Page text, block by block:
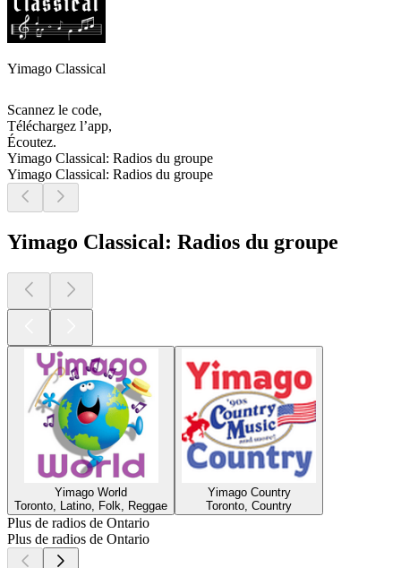
Yimago Classical
Scannez le code,
Téléchargez l’app,
Écoutez.
Yimago Classical: Radios du groupe
Yimago Classical: Radios du groupe
Yimago Classical: Radios du groupe
Yimago World
Toronto, Latino, Folk, Reggae
Yimago Country
Toronto, Country
Plus de radios de Ontario
Plus de radios de Ontario